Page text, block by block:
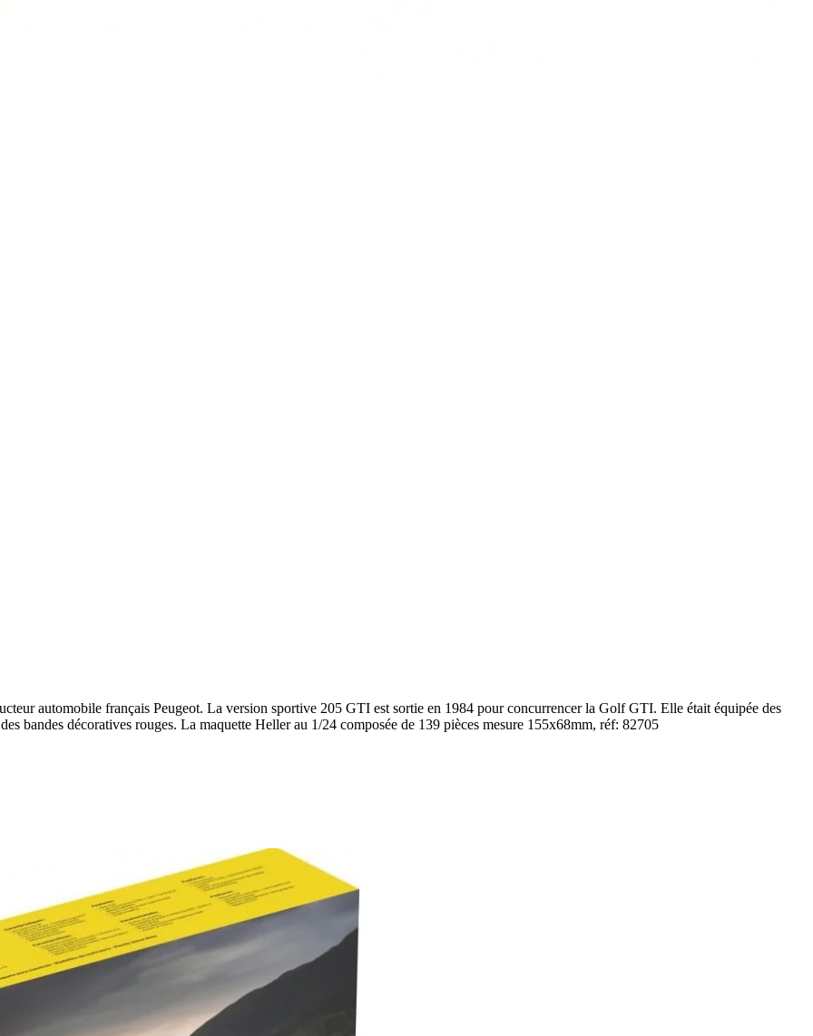
automobile français Peugeot. La version sportive 205 GTI est sortie en 1984 pour concurrencer la Golf GTI. Elle était équipée des
bandes décoratives rouges. La maquette Heller au 1/24 composée de 139 pièces mesure 155x68mm, réf: 82705